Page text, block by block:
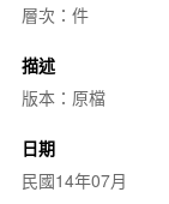
層次：件
描述
版本：原檔
日期
民國14年07月